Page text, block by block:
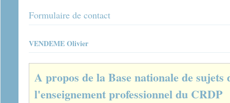
Formulaire de contact
VENDEME Olivier
A propos de la Base nationale de sujets
l'enseignement professionnel du CRDP